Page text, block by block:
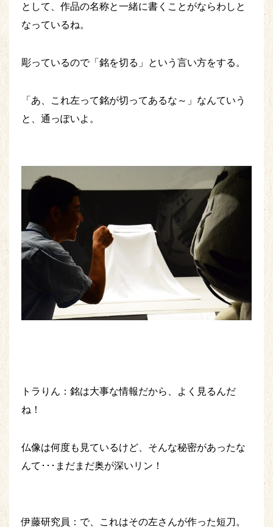
として、作品の名称と一緒に書くことがならわしと
なっているね。
彫っているので「銘を切る」という言い方をする。
「あ、これ左って銘が切ってあるな～」なんていう
と、通っぽいよ。
トラりん：銘は大事な情報だから、よく見るんだ
ね！
仏像は何度も見ているけど、そんな秘密があったな
んて･･･まだまだ奥が深いリン！
伊藤研究員：で、これはその左さんが作った短刀。